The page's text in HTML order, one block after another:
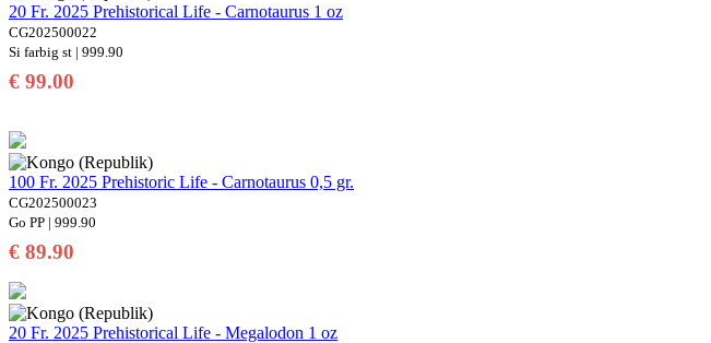
20 Fr. 2025 Prehistorical Life - Carnotaurus 1 oz
CG202500022
Si farbig st | 999.90
€ 99.00
100 Fr. 2025 Prehistoric Life - Carnotaurus 0,5 gr.
CG202500023
Go PP | 999.90
€ 89.90
20 Fr. 2025 Prehistorical Life - Megalodon 1 oz